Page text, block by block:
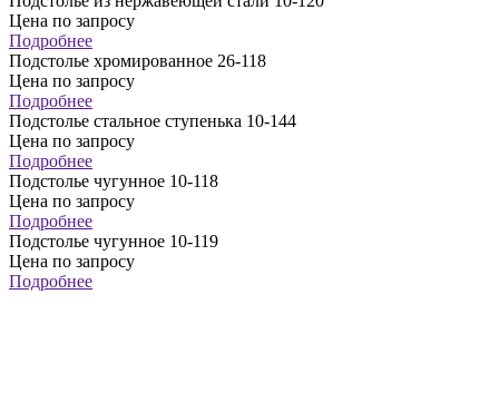
Цена по запросу
Подробнее
Подстолье хромированное 26-118
Цена по запросу
Подробнее
Подстолье стальное ступенька 10-144
Цена по запросу
Подробнее
Подстолье чугунное 10-118
Цена по запросу
Подробнее
Подстолье чугунное 10-119
Цена по запросу
Подробнее